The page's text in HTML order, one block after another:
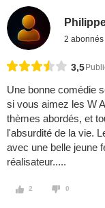
2 abonnés
3,5
Une bonne comédie
si vous aimez les W
thèmes abordés, et
l'absurdité de la vie.
avec une belle jeune
réalisateur.....
2 0